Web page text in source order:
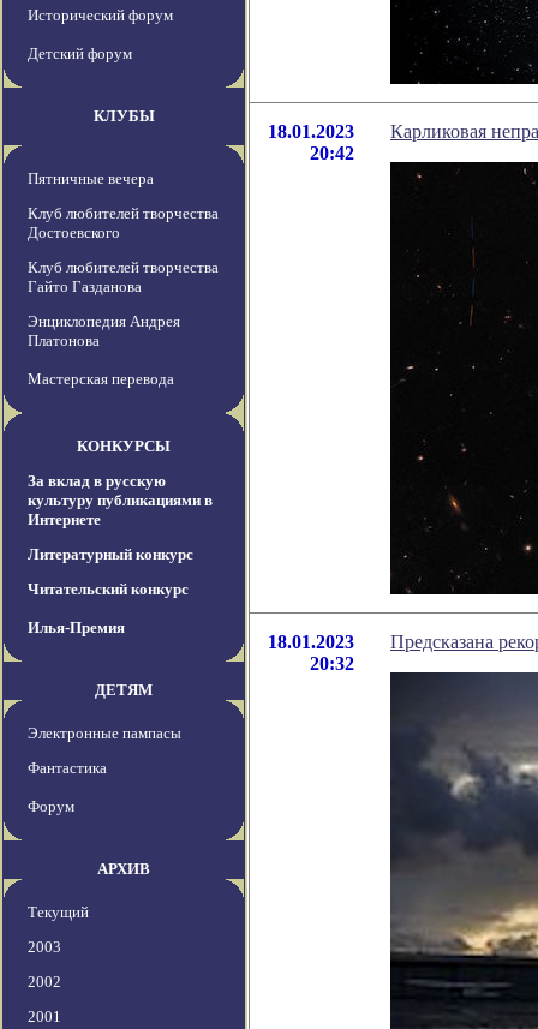
Исторический форум
Детский форум
КЛУБЫ
Пятничные вечера
Клуб любителей творчества
Достоевского
Клуб любителей творчества
Гайто Газданова
Энциклопедия Андрея
Платонова
Мастерская перевода
КОНКУРСЫ
За вклад в русскую
культуру публикациями в
Интернете
Литературный конкурс
Читательский конкурс
Илья-Премия
ДЕТЯМ
Электронные пампасы
Фантастика
Форум
АРХИВ
Текущий
2003
2002
2001
18.01.2023
20:42
Карликовая
18.01.2023
20:32
Предсказана